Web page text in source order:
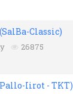
(SalBa-Classic)
26875
Iirot - TKT)